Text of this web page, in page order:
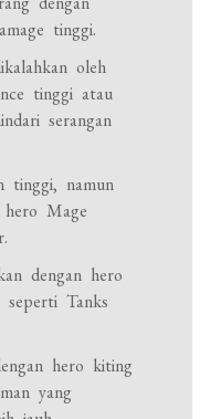
tinggi.
oleh
tinggi atau
serangan
tinggi, namun
Mage
dengan hero
Tanks
hero kiting
yang